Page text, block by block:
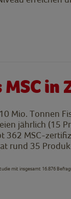
MSC in
Mio. Tonnen
jährlich (15
362 MSC-
rund 35
mit insgesamt 16.876